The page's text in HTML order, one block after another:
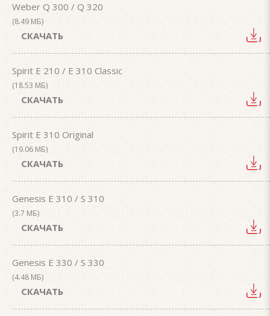
Weber Q 300 / Q 320
(8.49 МБ)
СКАЧАТЬ
Spirit E 210 / E 310 Classic
(18.53 МБ)
СКАЧАТЬ
Spirit E 310 Original
(19.06 МБ)
СКАЧАТЬ
Genesis E 310 / S 310
(3.7 МБ)
СКАЧАТЬ
Genesis E 330 / S 330
(4.48 МБ)
СКАЧАТЬ